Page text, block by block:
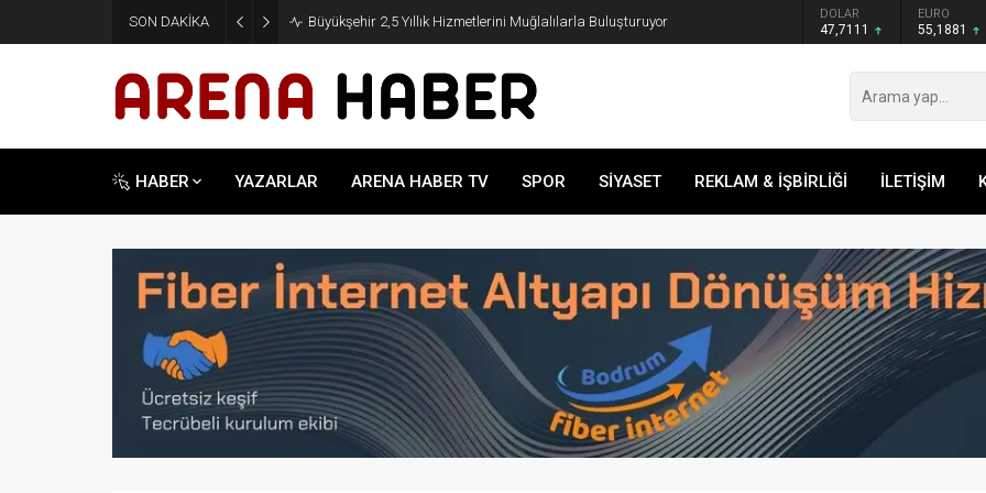
SON DAKİKA Büyükşehir 2,5 Yıllık Hizmetlerini Muğlalılarla Buluşturuyor DOLAR
47,7111
EURO
55,1881
HABER YAZARLAR ARENA HABER TV SPOR SİYASET REKLAM & İŞBİRLİĞİ İLETİŞİM